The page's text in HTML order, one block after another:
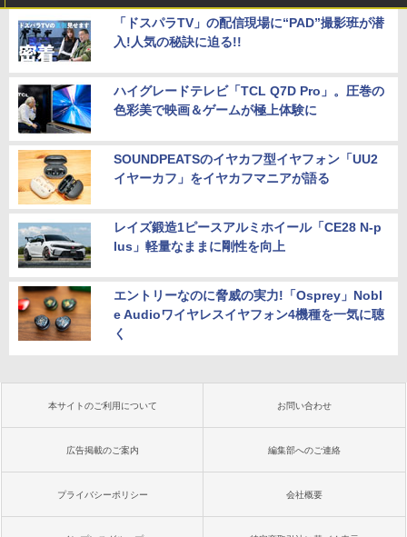
「ドスパラTV」の配信現場に“PAD”撮影班が潜
入!人気の秘訣に迫る!!
ハイグレードテレビ「TCL Q7D Pro」。圧巻の
色彩美で映画＆ゲームが極上体験に
SOUNDPEATSのイヤカフ型イヤフォン「UU2
イヤーカフ」をイヤカフマニアが語る
レイズ鍛造1ピースアルミホイール「CE28 N-p
lus」軽量なままに剛性を向上
エントリーなのに脅威の実力!「Osprey」Nobl
e Audioワイヤレスイヤフォン4機種を一気に聴
く
本サイトのご利用について お問い合わせ
広告掲載のご案内 編集部へのご連絡
プライバシーポリシー 会社概要